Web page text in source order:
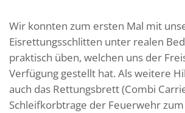
Wir konnten zum ersten Mal mit
Eisrettungsschlitten unter realen
praktisch üben, welchen uns der
Verfügung gestellt hat. Als weitere
auch das Rettungsbrett (Combi
Schleifkorbtrage der Feuerwehr zum